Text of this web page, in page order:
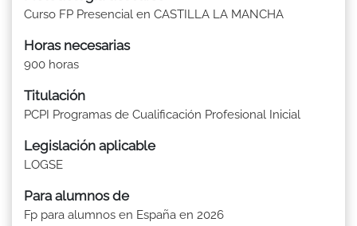
Curso FP Presencial en CASTILLA LA MANCHA
Horas necesarias
900 horas
Titulación
PCPI Programas de Cualificación Profesional Inicial
Legislación aplicable
LOGSE
Para alumnos de
Fp para alumnos en España en 2026